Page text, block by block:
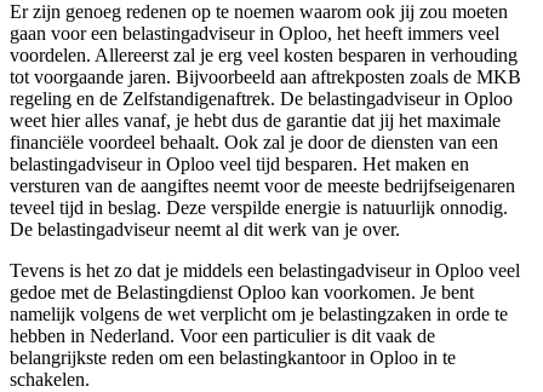
Er zijn genoeg redenen op te noemen waarom ook jij zou moeten
gaan voor een belastingadviseur in Oploo, het heeft immers veel
voordelen. Allereerst zal je erg veel kosten besparen in verhouding
tot voorgaande jaren. Bijvoorbeeld aan aftrekposten zoals de MKB
regeling en de Zelfstandigenaftrek. De belastingadviseur in Oploo
weet hier alles vanaf, je hebt dus de garantie dat jij het maximale
financiële voordeel behaalt. Ook zal je door de diensten van een
belastingadviseur in Oploo veel tijd besparen. Het maken en
versturen van de aangiftes neemt voor de meeste bedrijfseigenaren
teveel tijd in beslag. Deze verspilde energie is natuurlijk onnodig.
De belastingadviseur neemt al dit werk van je over.
Tevens is het zo dat je middels een belastingadviseur in Oploo veel
gedoe met de Belastingdienst Oploo kan voorkomen. Je bent
namelijk volgens de wet verplicht om je belastingzaken in orde te
hebben in Nederland. Voor een particulier is dit vaak de
belangrijkste reden om een belastingkantoor in Oploo in te
schakelen.